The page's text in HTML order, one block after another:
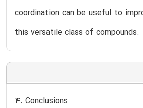
coordination can be useful to
this versatile class of compounds.
4. Conclusions